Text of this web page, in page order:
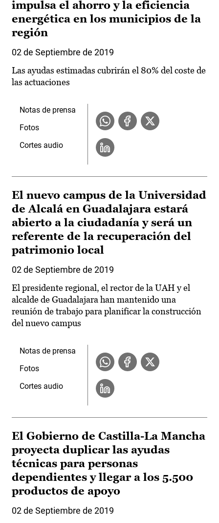
impulsa el ahorro y la eficiencia
energética en los municipios de la
región
02 de Septiembre de 2019
Las ayudas estimadas cubrirán el 80% del coste de
las actuaciones
Notas de prensa
Fotos
Cortes audio
El nuevo campus de la Universidad
de Alcalá en Guadalajara estará
abierto a la ciudadanía y será un
referente de la recuperación del
patrimonio local
02 de Septiembre de 2019
El presidente regional, el rector de la UAH y el
alcalde de Guadalajara han mantenido una
reunión de trabajo para planificar la construcción
del nuevo campus
Notas de prensa
Fotos
Cortes audio
El Gobierno de Castilla-La Mancha
proyecta duplicar las ayudas
técnicas para personas
dependientes y llegar a los 5.500
productos de apoyo
02 de Septiembre de 2019